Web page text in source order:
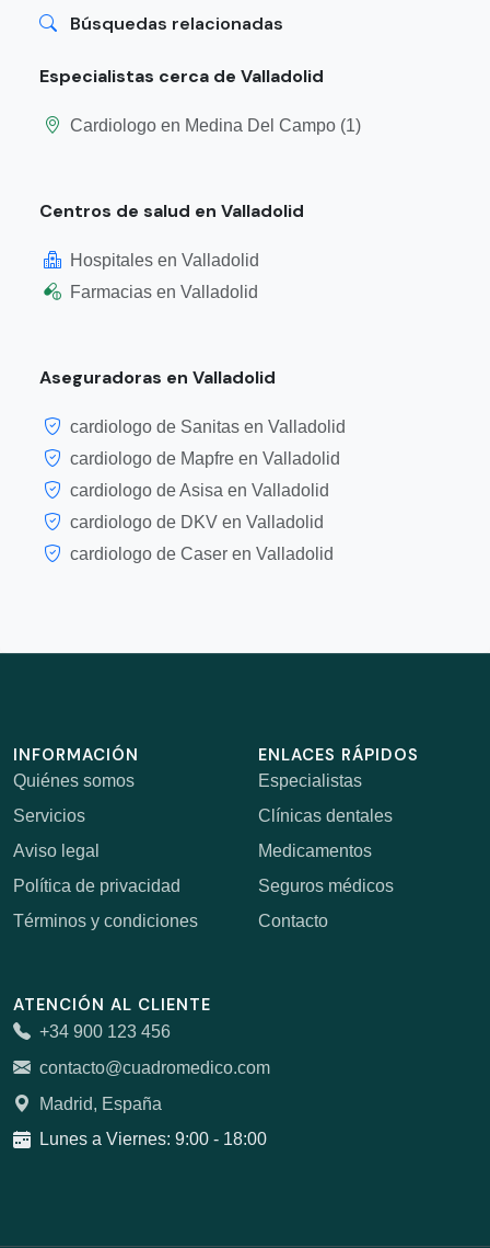
Búsquedas relacionadas
Especialistas cerca de Valladolid
Cardiologo en Medina Del Campo (1)
Centros de salud en Valladolid
Hospitales en Valladolid
Farmacias en Valladolid
Aseguradoras en Valladolid
cardiologo de Sanitas en Valladolid
cardiologo de Mapfre en Valladolid
cardiologo de Asisa en Valladolid
cardiologo de DKV en Valladolid
cardiologo de Caser en Valladolid
INFORMACIÓN
Quiénes somos
Servicios
Aviso legal
Política de privacidad
Términos y condiciones
ENLACES RÁPIDOS
Especialistas
Clínicas dentales
Medicamentos
Seguros médicos
Contacto
ATENCIÓN AL CLIENTE
+34 900 123 456
contacto@cuadromedico.com
Madrid, España
Lunes a Viernes: 9:00 - 18:00